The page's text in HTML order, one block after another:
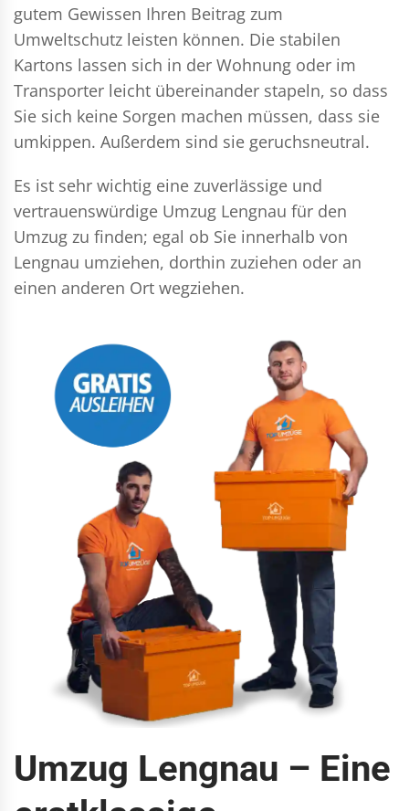
gutem Gewissen Ihren Beitrag zum
Umweltschutz leisten können. Die stabilen
Kartons lassen sich in der Wohnung oder im
Transporter leicht übereinander stapeln, so dass
Sie sich keine Sorgen machen müssen, dass sie
umkippen. Außerdem sind sie geruchsneutral.
Es ist sehr wichtig eine zuverlässige und
vertrauenswürdige Umzug Lengnau für den
Umzug zu finden; egal ob Sie innerhalb von
Lengnau umziehen, dorthin zuziehen oder an
einen anderen Ort wegziehen.
Umzug Lengnau – Eine